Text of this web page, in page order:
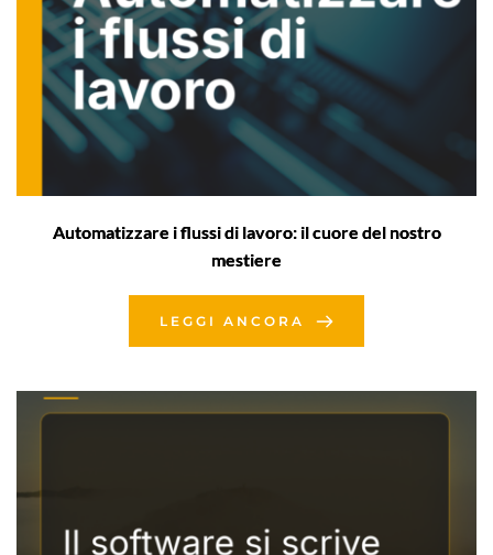
Automatizzare i flussi di lavoro: il cuore del nostro
mestiere
LEGGI ANCORA